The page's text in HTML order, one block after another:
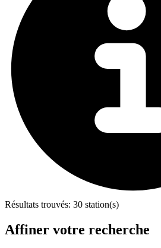
Résultats trouvés: 30 station(s)
Affiner votre recherche